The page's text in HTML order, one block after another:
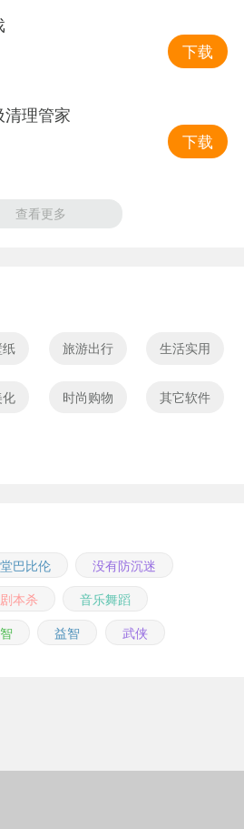
下载
理管家
下载
查看更多
旅游出行 生活实用
时尚购物 其它软件
巴比伦
没有防沉迷
剧本杀
音乐舞蹈
益智 武侠